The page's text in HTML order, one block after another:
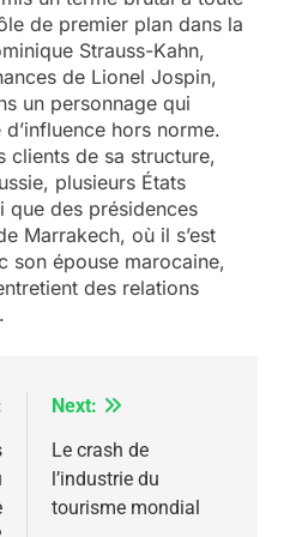
de premier plan dans la
Strauss-Kahn,
de Lionel Jospin,
un personnage qui
hors norme.
clients de sa structure,
plusieurs États
que des présidences
Marrakech, où il s’est
son épouse marocaine,
des relations
Next:
Le crash de
l’industrie du
tourisme mondial
l’année la plus
selon le